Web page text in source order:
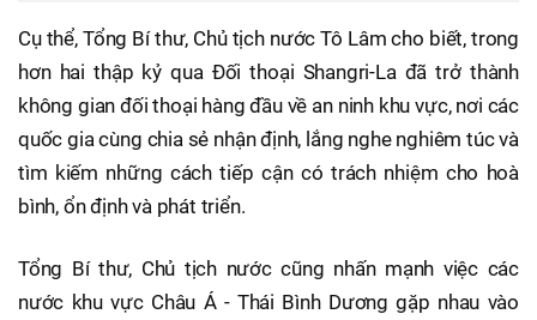
Cụ thể, Tổng Bí thư, Chủ tịch nước Tô Lâm cho biết, trong
hơn hai thập kỷ qua Đối thoại Shangri-La đã trở thành
không gian đối thoại hàng đầu về an ninh khu vực, nơi các
quốc gia cùng chia sẻ nhận định, lắng nghe nghiêm túc và
tìm kiếm những cách tiếp cận có trách nhiệm cho hoà
bình, ổn định và phát triển.
Tổng Bí thư, Chủ tịch nước cũng nhấn mạnh việc các
nước khu vực Châu Á - Thái Bình Dương gặp nhau vào